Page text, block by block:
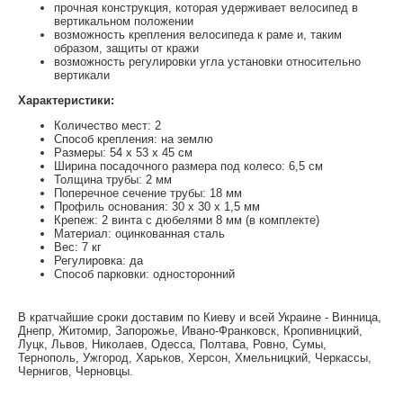
прочная конструкция, которая удерживает велосипед в
вертикальном положении
возможность крепления велосипеда к раме и, таким
образом, защиты от кражи
возможность регулировки угла установки относительно
вертикали
Характеристики:
Количество мест: 2
Способ крепления: на землю
Размеры: 54 х 53 х 45 см
Ширина посадочного размера под колесо: 6,5 см
Толщина трубы: 2 мм
Поперечное сечение трубы: 18 мм
Профиль основания: 30 x 30 x 1,5 мм
Крепеж: 2 винта с дюбелями 8 мм (в комплекте)
Материал: оцинкованная сталь
Вес: 7 кг
Регулировка: да
Способ парковки: односторонний
В кратчайшие сроки доставим по Киеву и всей Украине - Винница,
Днепр, Житомир, Запорожье, Ивано-Франковск, Кропивницкий,
Луцк, Львов, Николаев, Одесса, Полтава, Ровно, Сумы,
Тернополь, Ужгород, Харьков, Херсон, Хмельницкий, Черкассы,
Чернигов, Черновцы.